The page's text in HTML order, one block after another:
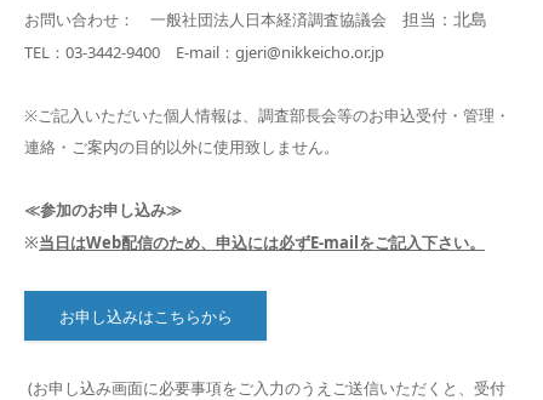
お問い合わせ： 一般社団法人日本経済調査協議会 担当：北島
TEL：03-3442-9400 E-mail：gjeri@nikkeicho.or.jp
※ご記入いただいた個人情報は、調査部長会等のお申込受付・管理・
連絡・ご案内の目的以外に使用致しません。
≪参加のお申し込み≫
※当日はWeb配信のため、申込には必ずE-mailをご記入下さい。
お申し込みはこちらから
(お申し込み画面に必要事項をご入力のうえご送信いただくと、受付